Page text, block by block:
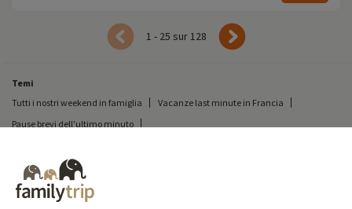
1 - 25 sur 128
Temi
Tutti i nostri weekend in famiglia
Vacanze last minute in Francia
Pause brevi dell'ultimo minuto
Vacanze in campeggio in Francia
Destinazioni
Vacanze sulla neve in Francia